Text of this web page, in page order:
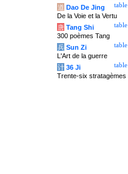
table
道 Dao De Jing
De la Voie et la Vertu
table
唐 Tang Shi
300 poèmes Tang
table
兵 Sun Zi
L'Art de la guerre
table
计 36 Ji
Trente-six stratagèmes